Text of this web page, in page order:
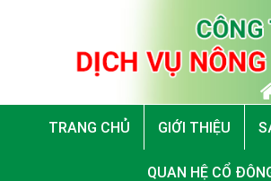
TRANG CHỦ GIỚI THIỆU
QUAN HỆ CỔ